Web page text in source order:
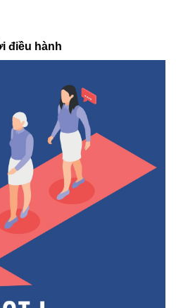
điều hành